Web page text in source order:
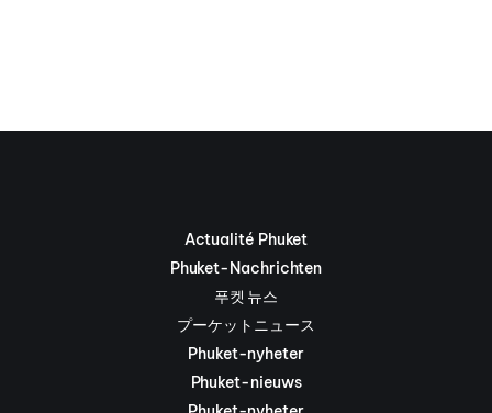
Actualité Phuket
Phuket-Nachrichten
푸켓 뉴스
プーケットニュース
Phuket-nyheter
Phuket-nieuws